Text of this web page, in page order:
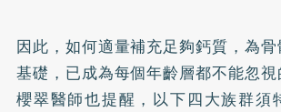
因此，如何適量補充足夠鈣質，為
基礎，已成為每個年齡層都不能忽
櫻翠醫師也提醒，以下四大族群須